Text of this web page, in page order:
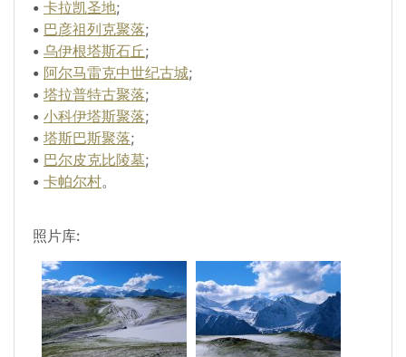
• 卡拉凯圣地;
• 巴彦祖列克聚落;
• 乌伊根塔斯石丘;
• 阿尔马雷克中世纪古城;
• 塔拉普特古聚落;
• 小科伊塔斯聚落;
• 塔斯巴斯聚落;
• 巴尔皮克比陵墓;
• 卡帕尔村。
照片库: